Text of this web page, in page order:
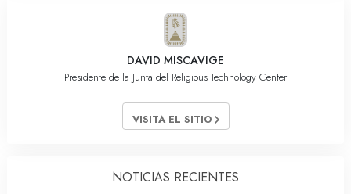
DAVID MISCAVIGE
Presidente de la Junta del Religious Technology Center
VISITA EL SITIO
NOTICIAS RECIENTES